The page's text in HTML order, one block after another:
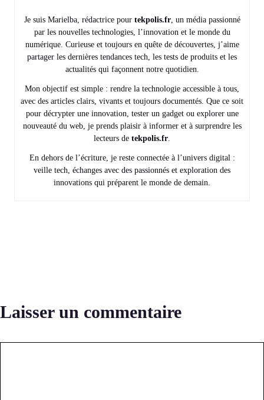
Je suis Marielba, rédactrice pour tekpolis.fr, un média passionné
par les nouvelles technologies, l’innovation et le monde du
numérique. Curieuse et toujours en quête de découvertes, j’aime
partager les dernières tendances tech, les tests de produits et les
actualités qui façonnent notre quotidien.
Mon objectif est simple : rendre la technologie accessible à tous,
avec des articles clairs, vivants et toujours documentés. Que ce soit
pour décrypter une innovation, tester un gadget ou explorer une
nouveauté du web, je prends plaisir à informer et à surprendre les
lecteurs de tekpolis.fr
En dehors de l’écriture, je reste connectée à l’univers digital :
veille tech, échanges avec des passionnés et exploration des
innovations qui préparent le monde de demain.
Laisser un commentaire